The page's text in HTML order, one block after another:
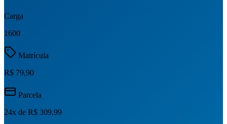
Carga
1600
Matrícula
R$ 79,90
Parcela
24x de R$ 309,99